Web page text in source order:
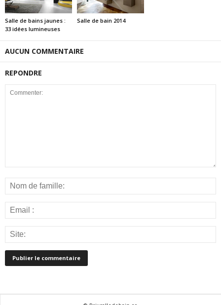
Salle de bains jaunes :
33 idées lumineuses
Salle de bain 2014
AUCUN COMMENTAIRE
REPONDRE